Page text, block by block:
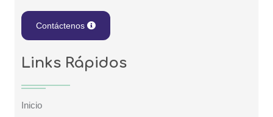
Contáctenos
Links Rápidos
Inicio